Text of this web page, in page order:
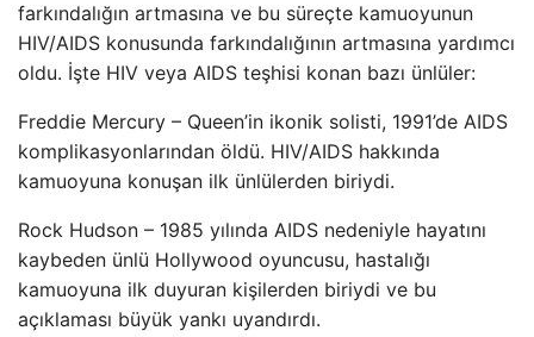
farkındalığın artmasına ve bu süreçte kamuoyunun
HIV/AIDS konusunda farkındalığının artmasına yardımcı
oldu. İşte HIV veya AIDS teşhisi konan bazı ünlüler:
Freddie Mercury – Queen’in ikonik solisti, 1991’de AIDS
komplikasyonlarından öldü. HIV/AIDS hakkında
kamuoyuna konuşan ilk ünlülerden biriydi.
Rock Hudson – 1985 yılında AIDS nedeniyle hayatını
kaybeden ünlü Hollywood oyuncusu, hastalığı
kamuoyuna ilk duyuran kişilerden biriydi ve bu
açıklaması büyük yankı uyandırdı.